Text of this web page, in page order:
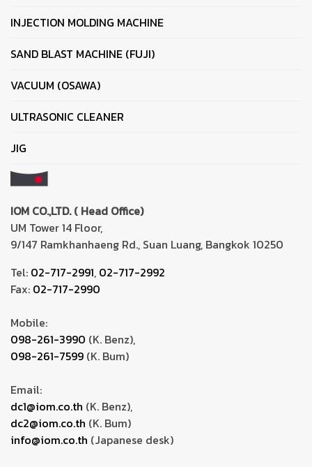
INJECTION MOLDING MACHINE
SAND BLAST MACHINE (FUJI)
VACUUM (OSAWA)
ULTRASONIC CLEANER
JIG
IOM CO.,LTD. ( Head Office)
UM Tower 14 Floor,
9/147 Ramkhanhaeng Rd., Suan Luang, Bangkok 10250
Tel: 02-717-2991, 02-717-2992
Fax: 02-717-2990
Mobile:
098-261-3990 (K. Benz),
098-261-7599 (K. Bum)
Email:
dc1@iom.co.th (K. Benz),
dc2@iom.co.th (K. Bum)
info@iom.co.th (Japanese desk)